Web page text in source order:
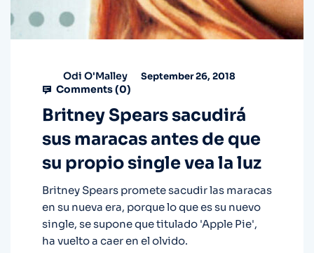
Odi O'Malley September 26, 2018
Comments (0)
Britney Spears sacudirá
sus maracas antes de que
su propio single vea la luz
Britney Spears promete sacudir las maracas
en su nueva era, porque lo que es su nuevo
single, se supone que titulado 'Apple Pie',
ha vuelto a caer en el olvido.